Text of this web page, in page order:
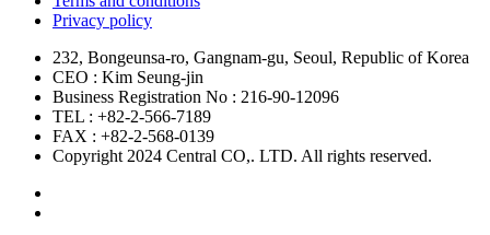
Privacy policy
232, Bongeunsa-ro, Gangnam-gu, Seoul, Republic of Korea
CEO : Kim Seung-jin
Business Registration No : 216-90-12096
TEL : +82-2-566-7189
FAX : +82-2-568-0139
Copyright 2024 Central CO,. LTD. All rights reserved.